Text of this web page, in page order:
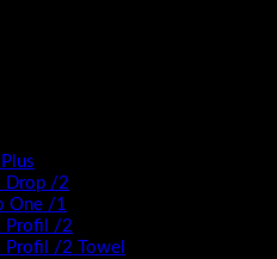
Drop /2
One /1
Profil /2
Profil /2 Towel